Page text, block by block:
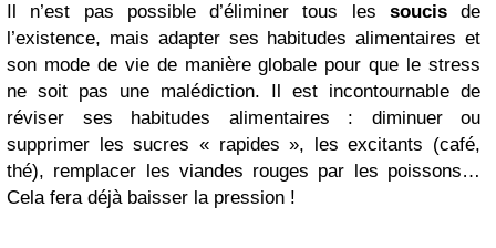
Il n’est pas possible d’éliminer tous les soucisde
l’existence, mais adapter ses habitudes alimentaires et
son mode de vie de manière globale pour que le stress
ne soit pas une malédiction. Il est incontournable de
réviser ses habitudes alimentaires : diminuer ou
supprimer les sucres « rapides », les excitants (café,
thé), remplacer les viandes rouges par les poissons…
Cela fera déjà baisser la pression !